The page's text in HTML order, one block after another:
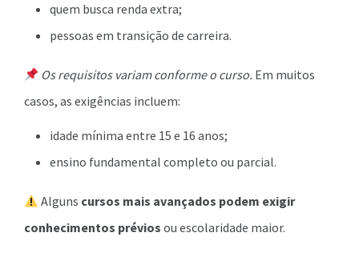
quem busca renda extra;
pessoas em transição de carreira.
Os requisitos variam conforme o curso. Em muitos
casos, as exigências incluem:
idade mínima entre 15 e 16 anos;
ensino fundamental completo ou parcial.
Alguns cursos mais avançados podem exigir
conhecimentos prévios ou escolaridade maior.